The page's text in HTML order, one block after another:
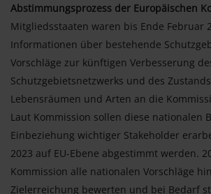
Abstimmungsprozess der Europäischen
Mitgliedsstaaten waren bis Ende Februar
Informationen über bestehende
Vorschläge zur künftigen Verbesserung
Schutzgebietsnetzwerks und des
Lebensräumen und Arten an die
Laut Kommission sollen diese nationalen
Einbeziehung wichtiger Stakeholder
2023 auf EU-Ebene abgestimmt werden.
Kommission alle nationalen Vorschläge
Zielerreichung bewerten und bei Bedarf